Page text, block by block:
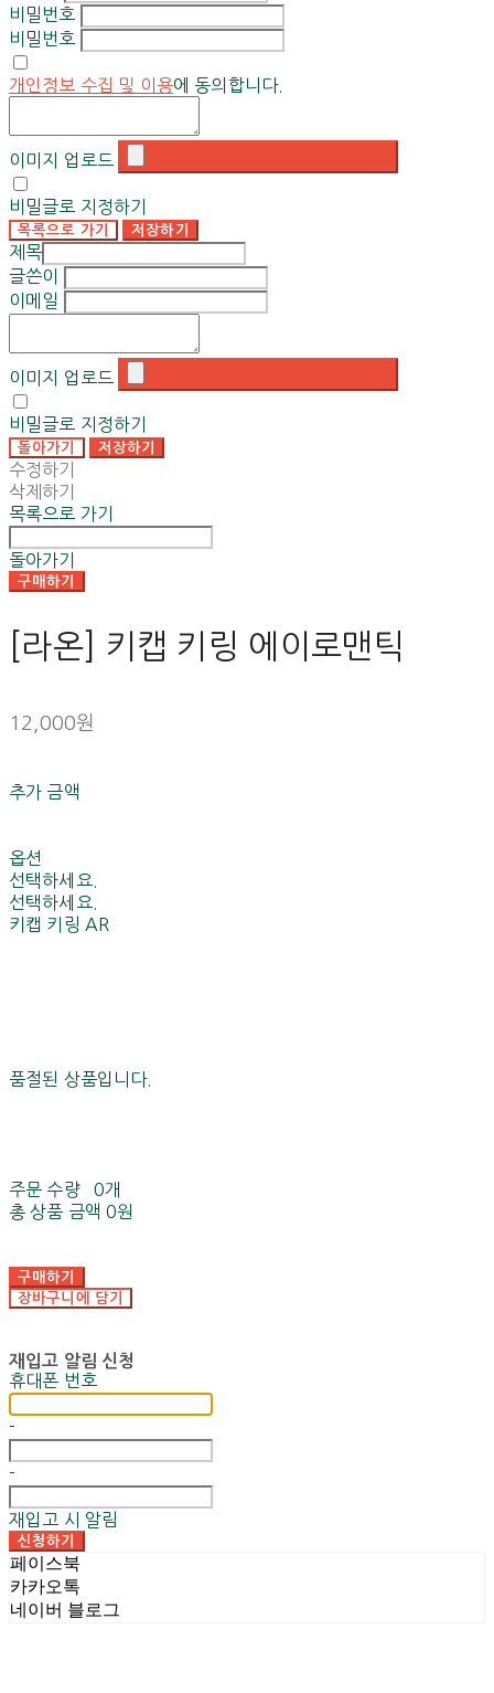
비밀번호
비밀번호
개인정보 수집 및 이용에 동의합니다.
이미지 업로드
비밀글로 지정하기
목록으로 가기 저장하기
제목
글쓴이
이메일
이미지 업로드
비밀글로 지정하기
돌아가기 저장하기
수정하기
삭제하기
목록으로 가기
돌아가기
구매하기
[라온] 키캡 키링 에이로맨틱
12,000원
추가 금액
옵션
선택하세요.
선택하세요.
키캡 키링 AR
품절된 상품입니다.
주문 수량
0개
총 상품 금액 0원
구매하기
장바구니에 담기
재입고 알림 신청
휴대폰 번호
-
-
재입고 시 알림
신청하기
페이스북
카카오톡
네이버 블로그